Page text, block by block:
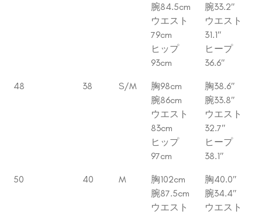
腕84.5cm
ウエスト
79cm
ヒップ
93cm
腕33.2″
ウエスト
31.1″
ヒープ
36.6″
48 38 S/M
胸98cm
腕86cm
ウエスト
83cm
ヒップ
97cm
胸38.6″
腕33.8″
ウエスト
32.7″
ヒープ
38.1″
50 40 M
胸102cm
腕87.5cm
ウエスト
胸40.0″
腕34.4″
ウエスト